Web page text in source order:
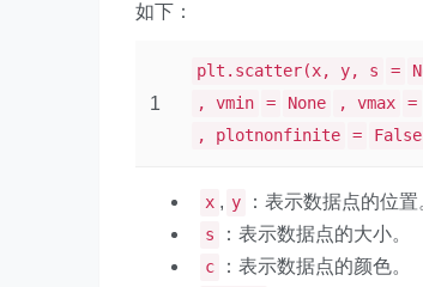
如下：
1
plt.scatter(x, y, s =
, vmin
= None , vmax =
, plotnonfinite
= False
x , y ：表示数据点的位置
s ：表示数据点的大小。
c ：表示数据点的颜色。